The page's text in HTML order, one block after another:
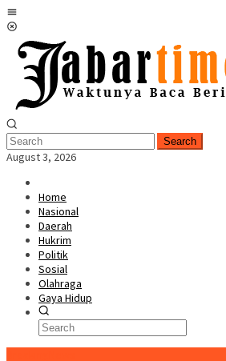
Skip
to
content
Search
August 3, 2026
Home
Nasional
Daerah
Hukrim
Politik
Sosial
Olahraga
Gaya Hidup